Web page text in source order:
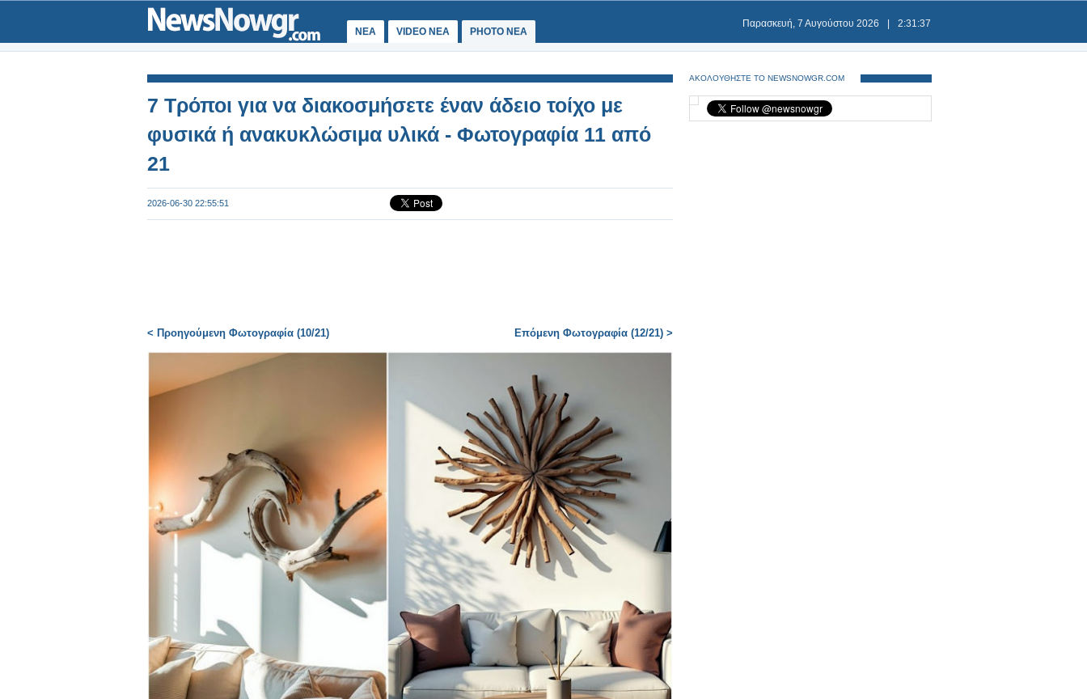
ΝΕΑ VIDEO NEA PHOTO NEA
Παρασκευή, 7 Αυγούστου 2026 2:31:37
7 Τρόποι για να διακοσμήσετε έναν άδειο τοίχο με
φυσικά ή ανακυκλώσιμα υλικά - Φωτογραφία 11 από
21
2026-06-30 22:55:51
< Προηγούμενη Φωτογραφία (10/21) Επόμενη Φωτογραφία (12/21) >
ΑΚΟΛΟΥΘΗΣΤΕ ΤΟ NEWSNOWGR.COM